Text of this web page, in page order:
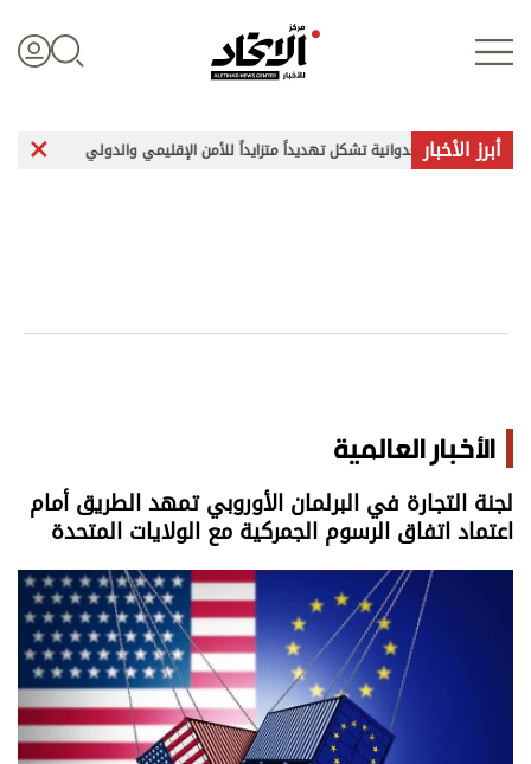
علوم الدار
اقتصاد
وجهات نظر
الترفيه
التعليم والمعرفة
الذكاء الاصطناعي
أبرز الأخبار
العدوانية تشكل تهديداً متزايداً للأمن الإقليمي والدولي غارات
الأخبار العالمية
لجنة التجارة في البرلمان الأوروبي تمهد الطريق أمام
اعتماد اتفاق الرسوم الجمركية مع الولايات المتحدة